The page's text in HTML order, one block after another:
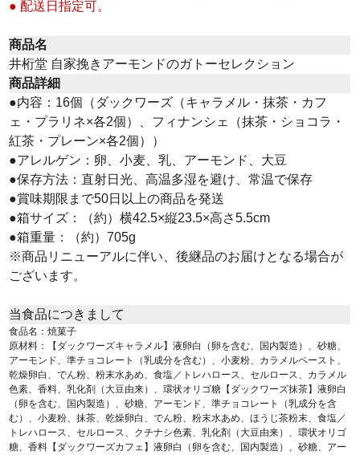
● 配送日指定可。
商品名
井桁堂 自家挽きアーモンドのガトーセレクション
商品詳細
●内容：16個（ダックワーズ（キャラメル・抹茶・カフ
ェ・プラリネ×各2個）、フィナンシェ（抹茶・ショコラ・
紅茶・プレーン×各2個））
●アレルゲン：卵、小麦、乳、アーモンド、大豆
●保存方法：直射日光、高温多湿を避け、常温で保存
●賞味期限まで50日以上の商品を発送
●箱サイズ：（約）横42.5×縦23.5×高さ5.5cm
●箱重量：（約）705g
※商品リニューアルに伴い、後継品のお届けとなる場合が
ございます。
当食品につきまして
食品名：焼菓子
原材料：【ダックワーズキャラメル】液卵白（卵を含む、国内製造）、砂糖、
アーモンド、準チョコレート（乳成分を含む）、小麦粉、カラメルペースト、
乾燥卵白、でん粉、粉末水あめ、食塩／トレハロース、セルロース、カラメル
色素、香料、乳化剤（大豆由来）、環状オリゴ糖【ダックワーズ抹茶】液卵白
（卵を含む、国内製造）、砂糖、アーモンド、準チョコレート（乳成分を含
む）、小麦粉、抹茶、乾燥卵白、でん粉、粉末水あめ、ほうじ茶粉末、食塩／
トレハロース、セルロース、クチナシ色素、乳化剤（大豆由来）、環状オリゴ
糖、香料【ダックワーズカフェ】液卵白（卵を含む、国内製造）、砂糖、アー